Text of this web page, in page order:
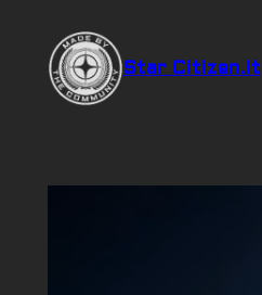
contenuto
Star Citizen.it